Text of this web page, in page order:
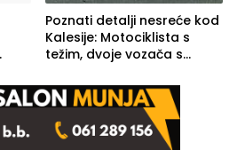
Poznati detalji nesreće kod
Kalesije: Motociklista s
težim, dvoje vozača s